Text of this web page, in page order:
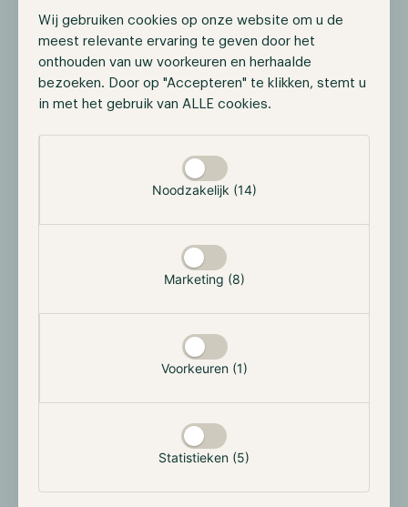
Wij gebruiken cookies op onze website om u de
meest relevante ervaring te geven door het
onthouden van uw voorkeuren en herhaalde
bezoeken. Door op "Accepteren" te klikken, stemt u
in met het gebruik van ALLE cookies.
Noodzakelijk (14)
Marketing (8)
Voorkeuren (1)
Statistieken (5)
worden om juridische stappen te ondernemen, kan
dit een gelegenheid zijn om aan te tonen dat
cryptocurrencies geen effecten zijn en dat er
behoefte is aan nieuwe regelgeving.
Het proces van aanklachten indien en het bepalen
van een rechtbank datum kan echter enkele maanden
of zelfs jaren duren. Hoewel de kans op vertraging
van de huidige aanpak van de SEC relatief klein lijkt,
verwachten we toch dat Amerikaanse organisaties
zullen overwegen om zich te vestigen in alternatieve
rechtsgebieden. De Europese Unie biedt
aantrekkelijke kansen met de introductie van de
Verordening Markten in Crypto-activa (MiCA), die
bedoeld is om regelgevende duidelijkheid te bieden.
Ook de kansen in Azië groeien gestaag. Terwijl de
Verenigde Staten cryptocurrency-organisaties onder
druk zetten, hebben ze juist een ontmoedigend
activiteiten zullen verplaatsen naar andere
rechtsgebieden die meer duidelijkheid bieden op het